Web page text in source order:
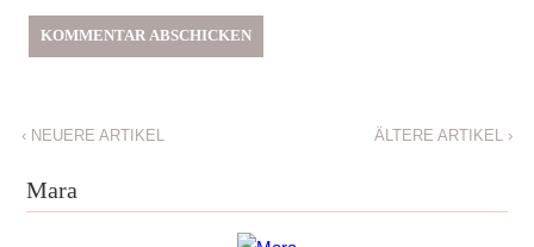
‹NEUERE ARTIKEL ÄLTERE ARTIKEL ›
Mara